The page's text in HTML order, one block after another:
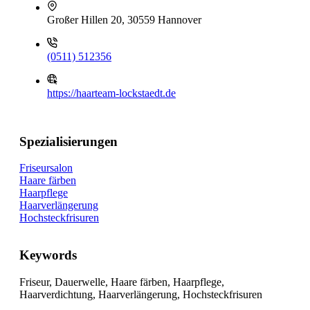
Großer Hillen 20, 30559 Hannover
(0511) 512356
https://haarteam-lockstaedt.de
Spezialisierungen
Friseursalon
Haare färben
Haarpflege
Haarverlängerung
Hochsteckfrisuren
Keywords
Friseur, Dauerwelle, Haare färben, Haarpflege,
Haarverdichtung, Haarverlängerung, Hochsteckfrisuren